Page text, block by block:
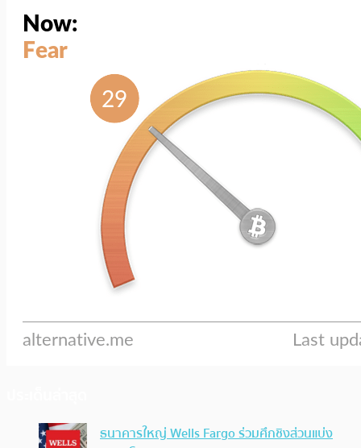
ธนาคารใหญ่ Wells Fargo ร่วมศึกชิงส่วนแบ่ง